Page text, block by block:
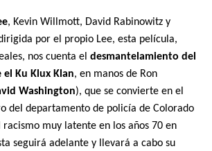
, Kevin Willmott, David Rabinowitz y
por el propio Lee, esta película,
nos cuenta el desmantelamiento del
Ku Klux Klan, en manos de Ron
Washington), que se convierte en el
del departamento de policía de Colorado
racismo muy latente en los años 70 en
seguirá adelante y llevará a cabo su